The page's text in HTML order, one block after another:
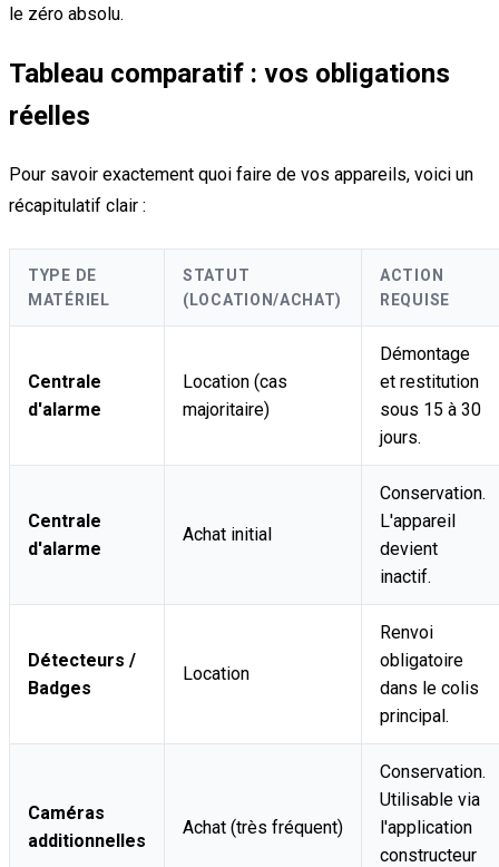
le zéro absolu.
Tableau comparatif : vos obligations
réelles
Pour savoir exactement quoi faire de vos appareils, voici un
récapitulatif clair :
TYPE DE
MATÉRIEL
STATUT
(LOCATION/ACHAT)
ACTION
REQUISE
Centrale
d'alarme
Location (cas
majoritaire)
Démontage
et restitution
sous 15 à 30
jours.
Centrale
d'alarme
Achat initial
Conservation.
L'appareil
devient
inactif.
Détecteurs /
Badges
Location
Renvoi
obligatoire
dans le colis
principal.
Caméras
additionnelles
Achat (très fréquent)
Conservation.
Utilisable via
l'application
constructeur